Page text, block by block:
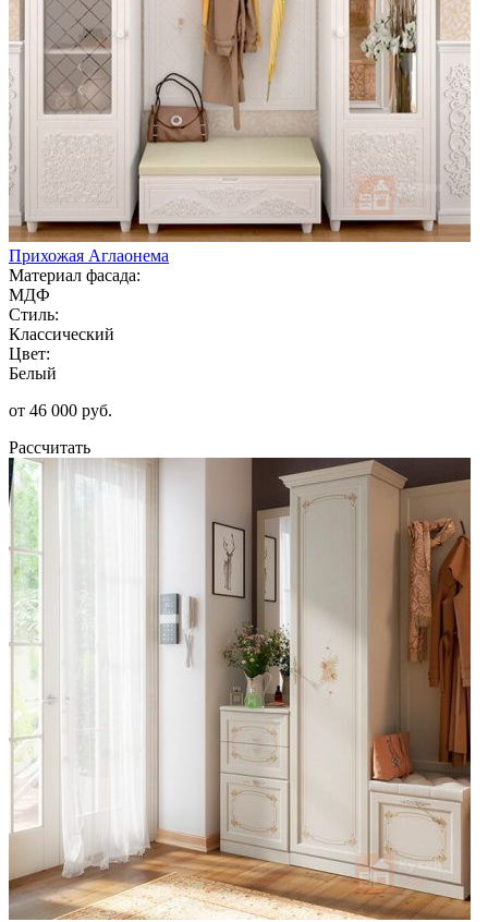
Прихожая Аглаонема
Материал фасада:
МДФ
Стиль:
Классический
Цвет:
Белый
от 46 000 руб.
Рассчитать